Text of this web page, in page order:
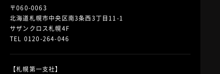
〒060-0063
北海道札幌市中央区南3条西3丁目11-1
サザンクロス札幌4F
TEL 0120-264-046
【札幌第一支社】